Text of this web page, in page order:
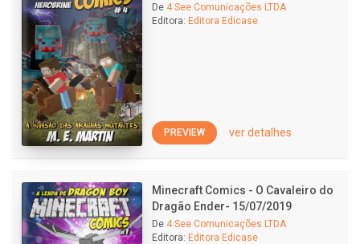
De 4 See Comunicações LTDA
Editora: Editora Edicase
PREVIEW ver detalhes
Minecraft Comics - O Cavaleiro do
Dragão Ender- 15/07/2019
De 4 See Comunicações LTDA
Editora: Editora Edicase